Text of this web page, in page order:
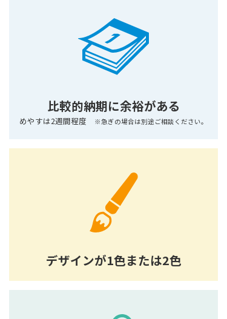
比較的納期に余裕がある
めやすは2週間程度 ※急ぎの場合は別途ご相談ください。
デザインが1色または2色